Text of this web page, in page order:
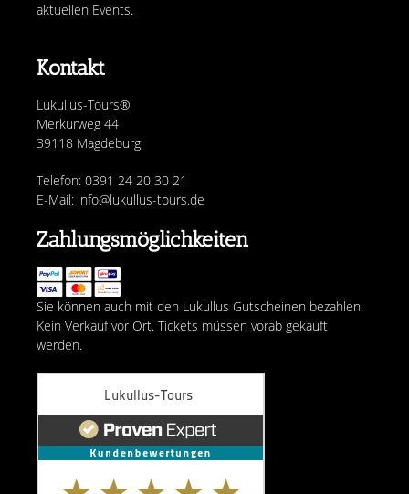
Kontakt
Lukullus-Tours®
Merkurweg 44
39118 Magdeburg
Telefon: 0391 24 20 30 21
E-Mail: info@lukullus-tours.de
aktuellen Events.
Zahlungsmöglichkeiten
Sie können auch mit den Lukullus Gutscheinen bezahlen.
Kein Verkauf vor Ort. Tickets müssen vorab gekauft
werden.